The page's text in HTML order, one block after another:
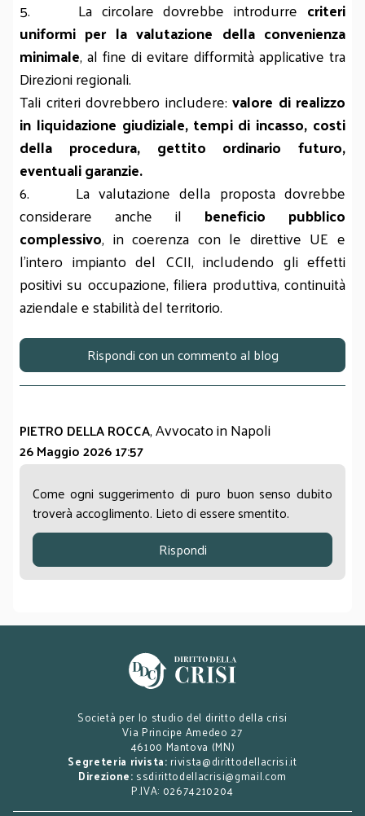
5. La circolare dovrebbe introdurre criteri
uniformi per la valutazione della convenienza
minimale, al fine di evitare difformità applicative tra
Direzioni regionali.
Tali criteri dovrebbero includere: valore di realizzo
in liquidazione giudiziale, tempi di incasso, costi
della procedura, gettito ordinario futuro,
eventuali garanzie.
6. La valutazione della proposta dovrebbe
considerare anche il beneficio pubblico
complessivo, in coerenza con le direttive UE e
l’intero impianto del CCII, includendo gli effetti
positivi su occupazione, filiera produttiva, continuità
aziendale e stabilità del territorio.
Rispondi con un commento al blog
PIETRO DELLA ROCCA, Avvocato in Napoli
26 Maggio 2026 17:57
Come ogni suggerimento di puro buon senso dubito
troverà accoglimento. Lieto di essere smentito.
Rispondi
Società per lo studio del diritto della crisi
Via Principe Amedeo 27
46100 Mantova (MN)
Segreteria rivista: rivista@dirittodellacrisi.it
Direzione: ssdirittodellacrisi@gmail.com
P.IVA: 02674210204